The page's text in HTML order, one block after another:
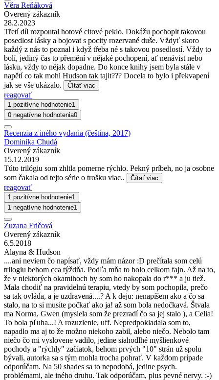
Věra Reňáková
Overený zákazník
28.2.2023
Třetí díl rozpoutal hotové citové peklo. Dokážu pochopit takovou
posedlost lásky a bojovat s pocity rozervané duše. Vždyť skoro
každý z nás to poznal i když třeba né s takovou posedlostí. Vždy to
bolí, jediný čas to přemění v nějaké pochopení, ať nenávist nebo
lásku, vždy to nějak dopadne. Do konce knihy jsem byla stále v
napětí co tak mohl Hudson tak tajit??? Docela to bylo i překvapení
jak se vše ukázalo.
Čítať viac
reagovať
1 pozitívne hodnotenie1
0 negatívne hodnotenia0
Recenzia z iného vydania (čeština, 2017)
Dominika Chudá
Overený zákazník
15.12.2019
Túto trilógiu som zhltla pomerne rýchlo. Pekný príbeh, no ja osobne
som čakala od tejto série o trošku viac..
Čítať viac
reagovať
1 pozitívne hodnotenie1
1 negatívne hodnotenie1
Zuzana Fričová
Overený zákazník
6.5.2018
Alayna & Hudson
....ani neviem čo napísať, vždy mám názor :D prečítala som celú
trilogiu behom cca týždňa. Podľa mňa to bolo celkom fajn. Až na to,
že v niektorých okamihoch by som ho nakopala do r*** a ju tiež.
Mala chodiť na pravidelnú terapiu, vtedy by som pochopila, prečo
sa tak ovláda, a je uzdravená....? A k deju: nenapíšem ako a čo sa
stalo, na to si musíte počkať ako ja! až som bola nedočkavá. Štvala
ma Norma, Gwen (myslela som že prezradí čo sa jej stalo ), a Celia!
To bola pľuha...! A rozuzlenie, uff. Nepredpokladala som to,
napadlo ma aj to že možno niekoho zabil, alebo niečo. Nebolo tam
niečo čo mi vyslovene vadilo, jedine siahodlhé myšlienkové
pochody a "rýchly" začiatok, behom prvých "10" strán už spolu
bývali, autorka sa s tým mohla trocha pohrať. V každom prípade
odporúčam. Na 50 shades sa to nepodobá, jedine psych.
problémami, ale iného druhu. Tak odporúčam, plus pevné nervy. :-)